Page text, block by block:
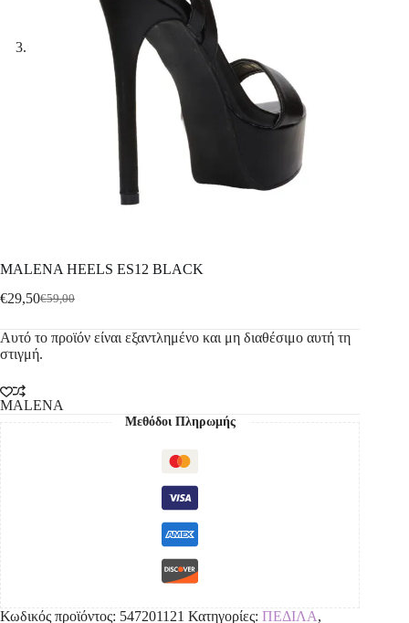
MALENA HEELS ES12 BLACK
€59,00
€29,50
Αυτό το προϊόν είναι εξαντλημένο και μη διαθέσιμο αυτή τη
στιγμή.
MALENA
Μεθόδοι Πληρωμής
Κωδικός προϊόντος: 547201121 Κατηγορίες: ΠΕΔΙΛΑ,